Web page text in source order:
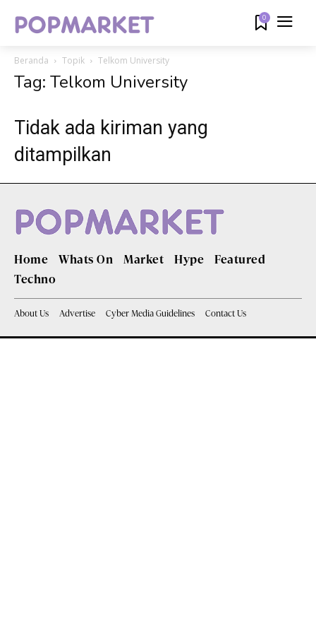
0
Beranda Topik Telkom University
Tag: Telkom University
Tidak ada kiriman yang
ditampilkan
Home Whats On Market Hype
Featured
Techno
About Us Advertise Cyber Media Guidelines Contact Us